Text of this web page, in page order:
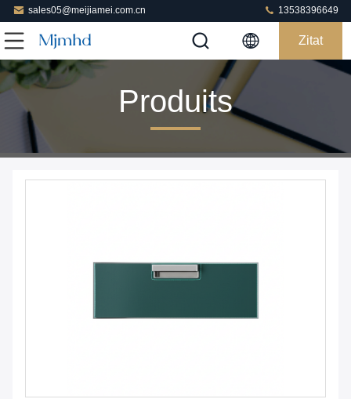
sales05@meijiamei.com.cn 13538396649
Zitat
Produits